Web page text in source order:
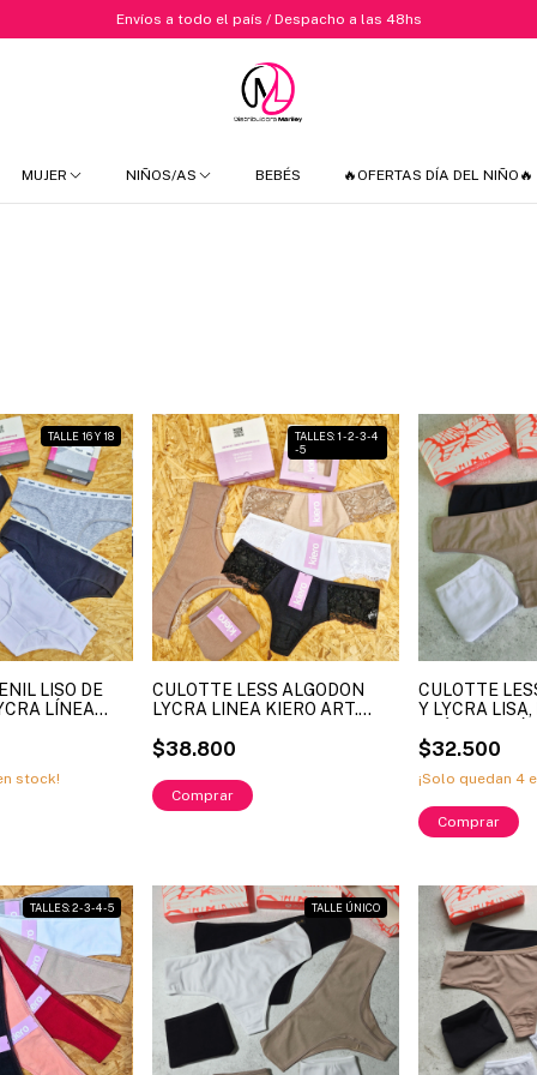
Envíos a todo el país / Despacho a las 48hs
MUJER NIÑOS/AS BEBÉS 🔥OFERTAS DÍA DEL NIÑO🔥
TALLE 16 Y 18
LISO DE
LÍNEA
Y 18
stock!
TALLES: 1 - 2 - 3 - 4
- 5
CULOTTE LESS ALGODON
LYCRA LINEA KIERO ART.
$38.800
Comprar
CULOTTE
Y LYCRA
ART. 509E. (X
$32.500
¡Solo quedan4
TALLES: 2 - 3 - 4 - 5 TALLE ÚNICO